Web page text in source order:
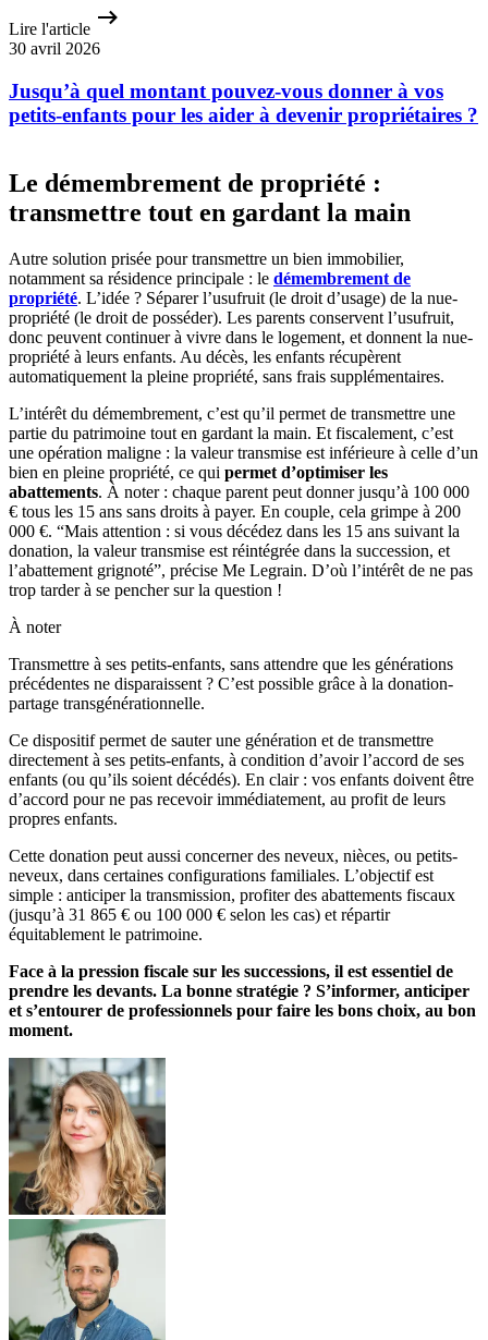
Lire l'article
30 avril 2026
Jusqu’à quel montant pouvez-vous donner à vos
petits-enfants pour les aider à devenir propriétaires ?
Le démembrement de propriété :
transmettre tout en gardant la main
Autre solution prisée pour transmettre un bien immobilier,
notamment sa résidence principale : le démembrement de
propriété. L’idée ? Séparer l’usufruit (le droit d’usage) de la nue-
propriété (le droit de posséder). Les parents conservent l’usufruit,
donc peuvent continuer à vivre dans le logement, et donnent la nue-
propriété à leurs enfants. Au décès, les enfants récupèrent
automatiquement la pleine propriété, sans frais supplémentaires.
L’intérêt du démembrement, c’est qu’il permet de transmettre une
partie du patrimoine tout en gardant la main. Et fiscalement, c’est
une opération maligne : la valeur transmise est inférieure à celle d’un
bien en pleine propriété, ce qui permet d’optimiser les
abattements. À noter : chaque parent peut donner jusqu’à 100 000
€ tous les 15 ans sans droits à payer. En couple, cela grimpe à 200
000 €. “Mais attention : si vous décédez dans les 15 ans suivant la
donation, la valeur transmise est réintégrée dans la succession, et
l’abattement grignoté”, précise Me Legrain. D’où l’intérêt de ne pas
trop tarder à se pencher sur la question !
À noter
Transmettre à ses petits-enfants, sans attendre que les générations
précédentes ne disparaissent ? C’est possible grâce à la donation-
partage transgénérationnelle.
Ce dispositif permet de sauter une génération et de transmettre
directement à ses petits-enfants, à condition d’avoir l’accord de ses
enfants (ou qu’ils soient décédés). En clair : vos enfants doivent être
d’accord pour ne pas recevoir immédiatement, au profit de leurs
propres enfants.
Cette donation peut aussi concerner des neveux, nièces, ou petits-
neveux, dans certaines configurations familiales. L’objectif est
simple : anticiper la transmission, profiter des abattements fiscaux
(jusqu’à 31 865 € ou 100 000 € selon les cas) et répartir
équitablement le patrimoine.
Face à la pression fiscale sur les successions, il est essentiel de
prendre les devants. La bonne stratégie ? S’informer, anticiper
et s’entourer de professionnels pour faire les bons choix, au bon
moment.